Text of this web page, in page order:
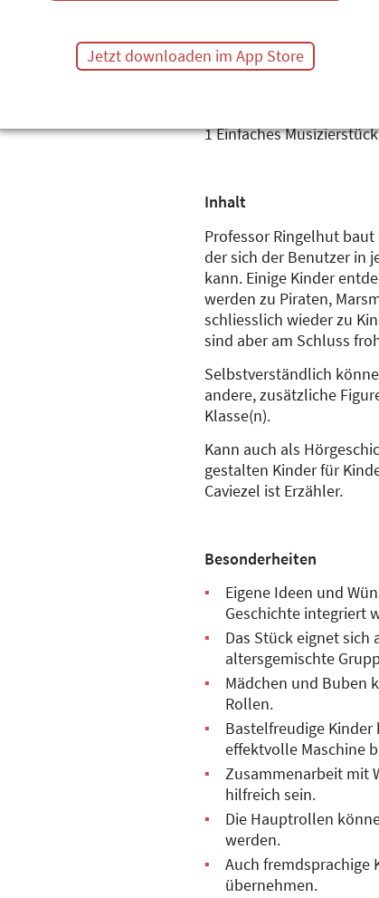
2 Einfache
durch Kinder
1 Showkampf mit
1 Einfaches
Inhalt
Professor Ringelhut
der sich der Benutzer in
kann. Einige Kinder
werden zu Piraten,
schliesslich wieder zu
sind aber am Schluss
Selbstverständlich
andere, zusätzliche
Klasse(n).
Kann auch als
gestalten Kinder für
Caviezel ist Erzähler.
Besonderheiten
Eigene Ideen und
Geschichte integriert
Das Stück eignet
altersgemischte
Mädchen und Buben
Rollen.
Bastelfreudige
effektvolle Maschine
Zusammenarbeit mit
hilfreich sein.
Die Hauptrollen
werden.
Auch fremdsprachige
übernehmen.
Jetzt downloaden im App Store